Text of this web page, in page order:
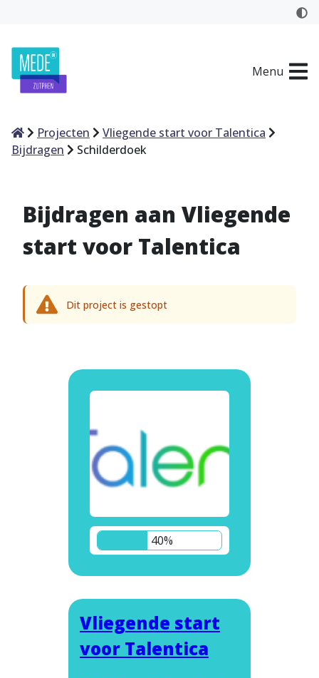
Menu
HomeProjecten
Vliegende start voor Talentica
Bijdragen
Schilderdoek
Bijdragen aan Vliegende
start voor Talentica
Dit project is gestopt
40%
Vliegende start
voor Talentica